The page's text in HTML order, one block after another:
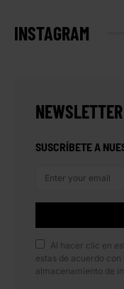
INSTAGRAM
NEWSLETTER
SUSCRÍBETE A
Al hacer clic en
estas de acuerdo
almacenamiento de